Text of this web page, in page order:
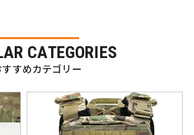
CATEGORIES
すすめカテゴリー